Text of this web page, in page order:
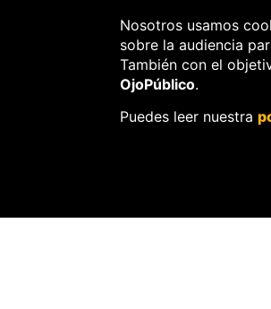
Nosotros usamos
sobre la audiencia
También con el
OjoPúblico.
Puedes leer nuestra